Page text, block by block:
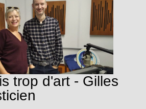
trop d'art - Gilles